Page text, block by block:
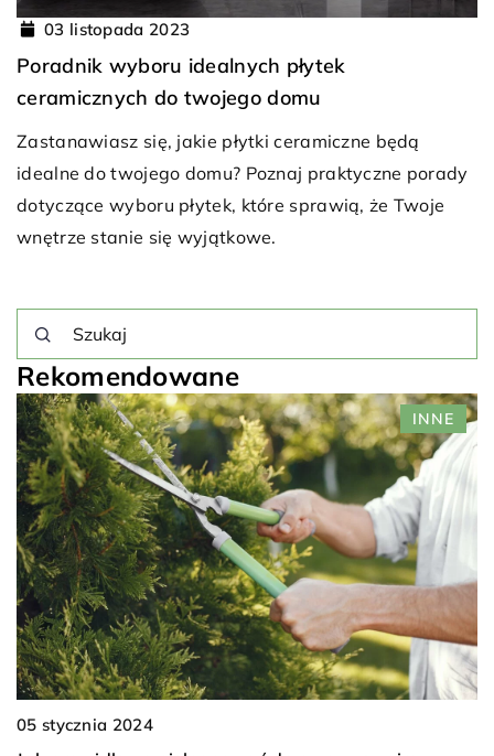
03 listopada 2023
Poradnik wyboru idealnych płytek
ceramicznych do twojego domu
Zastanawiasz się, jakie płytki ceramiczne będą
idealne do twojego domu? Poznaj praktyczne porady
dotyczące wyboru płytek, które sprawią, że Twoje
wnętrze stanie się wyjątkowe.
Rekomendowane
INNE
01 marca 2024